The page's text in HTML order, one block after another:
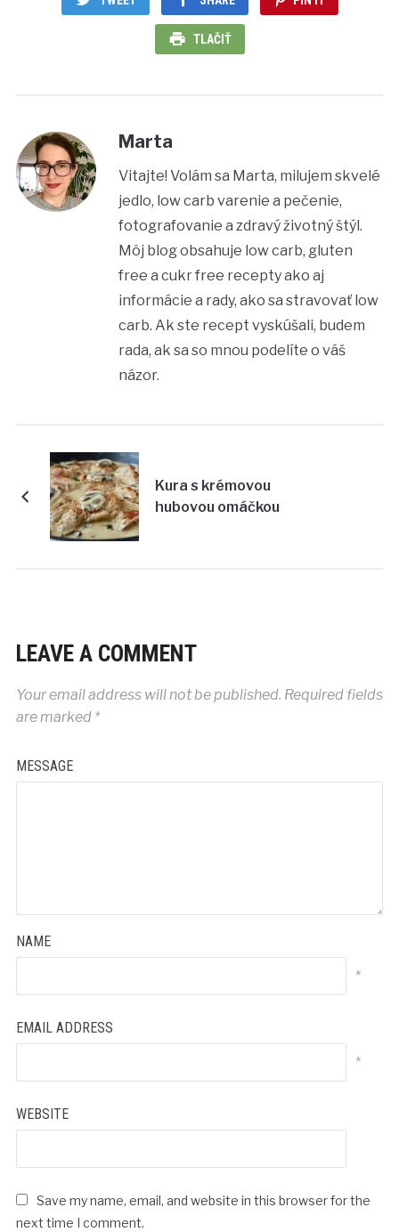
TLAČIŤ
Marta
Vitajte! Volám sa Marta, milujem skvelé
jedlo, low carb varenie a pečenie,
fotografovanie a zdravý životný štýl.
Môj blog obsahuje low carb, gluten
free a cukr free recepty ako aj
informácie a rady, ako sa stravovať low
carb. Ak ste recept vyskúšali, budem
rada, ak sa so mnou podelíte o váš
názor.
Kura s krémovou
hubovou omáčkou
LEAVE A COMMENT
Your email address will not be published. Required fields
are marked *
MESSAGE
NAME
*
EMAIL ADDRESS
*
WEBSITE
Save my name, email, and website in this browser for the
next time I comment.